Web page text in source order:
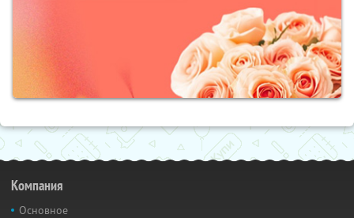
Компания
Основное